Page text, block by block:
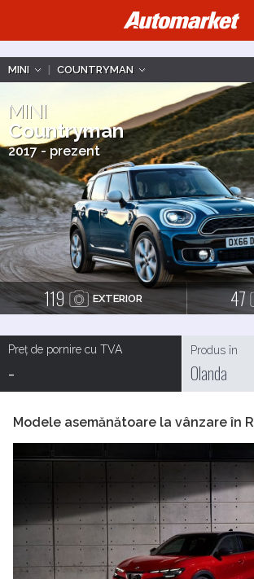
MINI | COUNTRYMAN
MINI
Countryman
2017 - prezent
119 EXTERIOR 47
Preț de pornire cu TVA
-
Produs în
Olanda
Modele asemănătoare la vânzare în